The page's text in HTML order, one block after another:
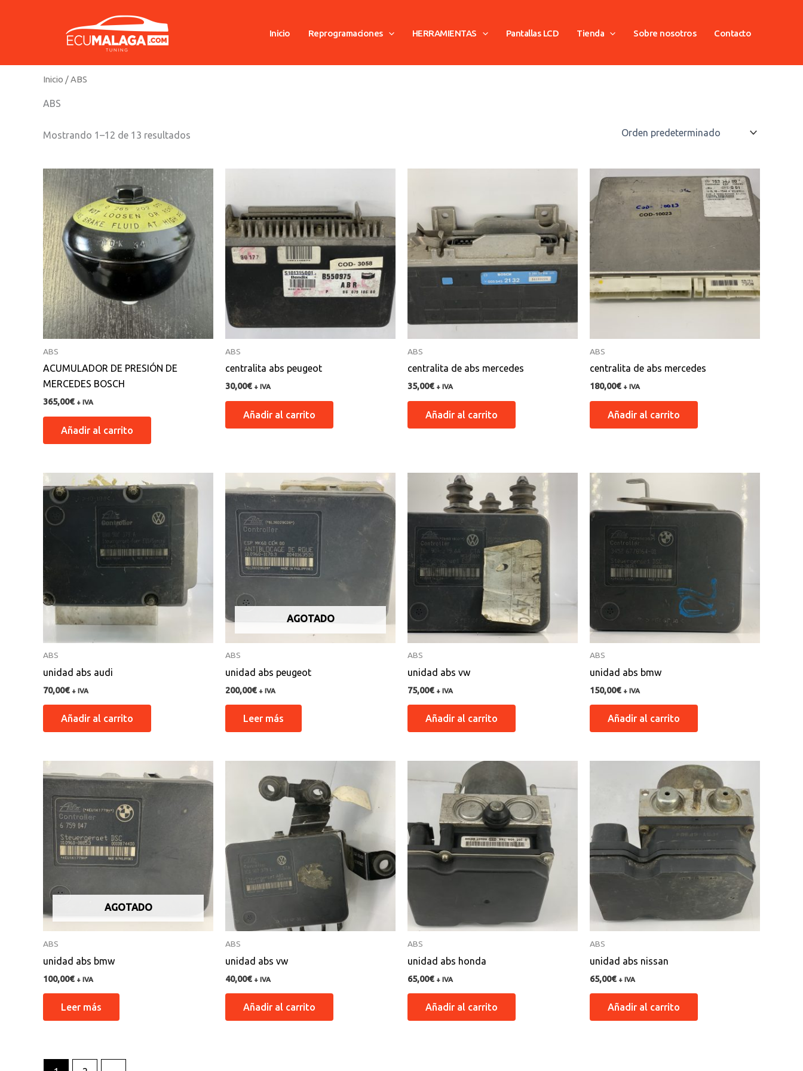
Inicio Reprogramaciones HERRAMIENTAS Pantallas LCD Tienda Sobre nosotros Contacto
Inicio / ABS
ABS
Mostrando 1–12 de 13 resultados
ABS
ACUMULADOR DE PRESIÓN DE
MERCEDES BOSCH
365,00€ + IVA
Añadir al carrito
ABS
centralita abs peugeot
30,00€ + IVA
Añadir al carrito
ABS
centralita de abs mercedes
35,00€ + IVA
Añadir al carrito
ABS
centralita de abs mercedes
180,00€ + IVA
Añadir al carrito
ABS
unidad abs audi
70,00€ + IVA
Añadir al carrito
AGOTADO
ABS
unidad abs peugeot
200,00€ + IVA
Leer más
ABS
unidad abs vw
75,00€ + IVA
Añadir al carrito
ABS
unidad abs bmw
150,00€ + IVA
Añadir al carrito
AGOTADO
ABS
unidad abs bmw
100,00€ + IVA
Leer más
ABS
unidad abs vw
40,00€ + IVA
Añadir al carrito
ABS
unidad abs honda
65,00€ + IVA
Añadir al carrito
ABS
unidad abs nissan
65,00€ + IVA
Añadir al carrito